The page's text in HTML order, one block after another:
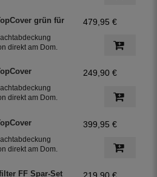
grün für
direkt am Dom.
479,95 €
direkt am Dom.
249,90 €
direkt am Dom.
399,95 €
FF Spar-Set